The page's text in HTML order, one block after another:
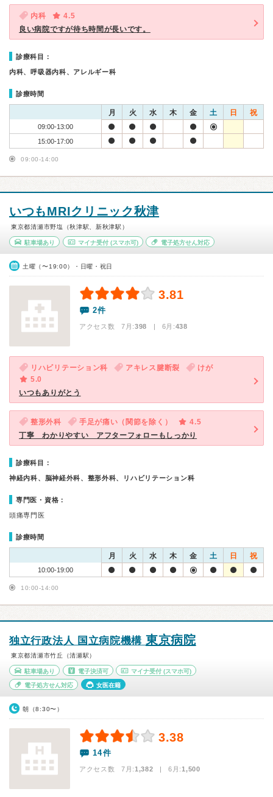
内科
4.5
良い病院ですが待ち時間が長いです。
診療科目：
内科、呼吸器内科、アレルギー科
診療時間
月 火 水 木 金 土 日 祝
09:00-13:00
15:00-17:00
09:00-14:00
いつもMRIクリニック秋津
東京都清瀬市野塩（秋津駅、新秋津駅）
駐車場あり マイナ受付(スマホ可) 電子処方せん対応
土曜（〜19:00）・日曜・祝日
3.81
2件
アクセス数 7月:398 | 6月:438
リハビリテーション科 アキレス腱断裂
けが
5.0
いつもありがとう
整形外科 手足が痛い（関節を除く）
4.5
丁寧 わかりやすい アフターフォローもしっかり
診療科目：
神経内科、脳神経外科、整形外科、リハビリテーション科
専門医・資格：
頭痛専門医
診療時間
月 火 水 木 金 土 日 祝
10:00-19:00
10:00-14:00
独立行政法人 国立病院機構 東京病院
東京都清瀬市竹丘（清瀬駅）
駐車場あり 電子決済可 マイナ受付 (スマホ可)
電子処方せん対応 女医在籍
朝（8:30〜）
3.38
14件
アクセス数 7月:1,382 | 6月:1,500